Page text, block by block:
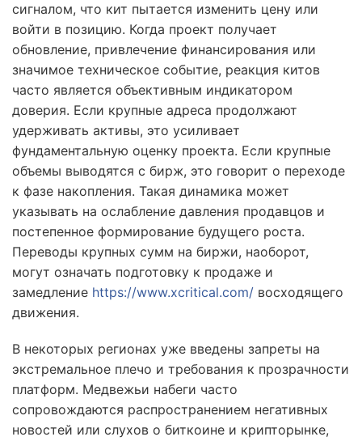
сигналом, что кит пытается изменить цену или
войти в позицию. Когда проект получает
обновление, привлечение финансирования или
значимое техническое событие, реакция китов
часто является объективным индикатором
доверия. Если крупные адреса продолжают
удерживать активы, это усиливает
фундаментальную оценку проекта. Если крупные
объемы выводятся с бирж, это говорит о переходе
к фазе накопления. Такая динамика может
указывать на ослабление давления продавцов и
постепенное формирование будущего роста.
Переводы крупных сумм на биржи, наоборот,
могут означать подготовку к продаже и
замедление https://www.xcritical.com/ восходящего
движения.
В некоторых регионах уже введены запреты на
экстремальное плечо и требования к прозрачности
платформ. Медвежьи набеги часто
сопровождаются распространением негативных
новостей или слухов о биткоине и крипторынке,